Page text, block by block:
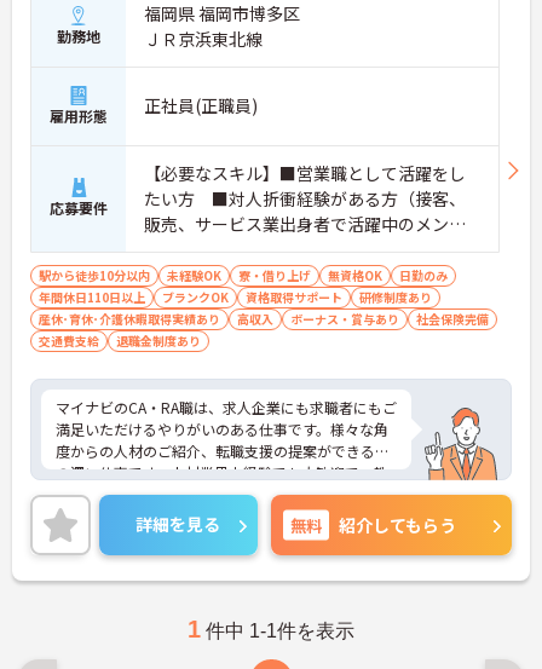
勤務地
福岡県 福岡市博多区
ＪＲ京浜東北線
雇用形態 正社員(正職員)
応募要件
【必要なスキル】■営業職として活躍をし
たい方 ■対人折衝経験がある方（接客、
販売、サービス業出身者で活躍中のメンバ
ー多数） ■対人感受性が鋭く、チームを
成功に導くためにメンバーに情熱的に働き
かけられる方 【求められる人物像】■指示
待ちではなく、自分で考え抜き、それを行
動に移せる方■物事を柔軟に受け入れられ
る方■目的意識が高い方
駅から徒歩10分以内 未経験OK 寮・借り上げ 無資格OK
日勤のみ
年間休日110日以上
ブランクOK 資格取得サポート
研修制度あり
産休･育休･介護休暇取得実績あり
高収入 ボーナス・賞与あり
社会保険完備
交通費支給
退職金制度あり
マイナビのCA・RA職は、求人企業にも求職者にもご
満足いただけるやりがいのある仕事です。様々な角
度からの人材のご紹介、転職支援の提案ができる奥
の深い仕事です。人材業界未経験でも大歓迎で、教
育体制や末永く働ける福利厚生も充実しています！
2020年の新卒から20代、30代の社員と幅広い年齢
層のメンバーが活躍、また、中途入社の社員も多
く、情報の共有や相談など気軽にできる環境があり
ます。営業での成約が出れば皆が祝福してくれる和
は、面接対策ポイントなど、さらに詳細をお話しい
たしますのでお気軽にご相談ください！
詳細を見る 無料 紹介してもらう
1 件中 1-1件を表示